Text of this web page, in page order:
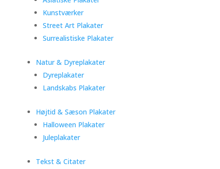
Kunstværker
Street Art Plakater
Surrealistiske Plakater
Natur & Dyreplakater
Dyreplakater
Landskabs Plakater
Højtid & Sæson Plakater
Halloween Plakater
Juleplakater
Tekst & Citater